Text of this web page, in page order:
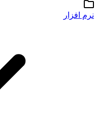
نرم افزار